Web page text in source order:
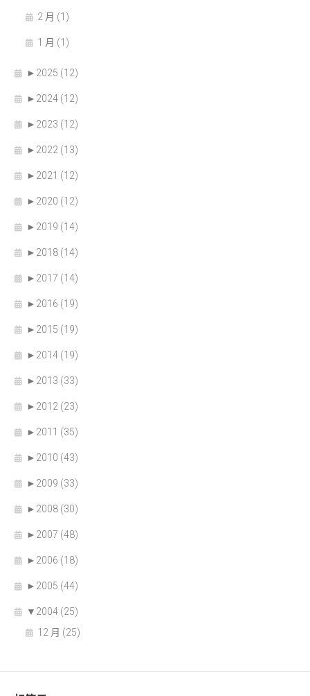
2 月 (1)
1 月 (1)
► 2025 (12)
► 2024 (12)
► 2023 (12)
► 2022 (13)
► 2021 (12)
► 2020 (12)
► 2019 (14)
► 2018 (14)
► 2017 (14)
► 2016 (19)
► 2015 (19)
► 2014 (19)
► 2013 (33)
► 2012 (23)
► 2011 (35)
► 2010 (43)
► 2009 (33)
► 2008 (30)
► 2007 (48)
► 2006 (18)
► 2005 (44)
▼ 2004 (25)
12 月 (25)